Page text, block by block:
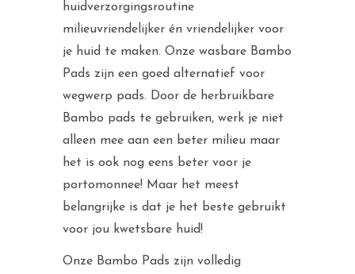
huidverzorgingsroutine
milieuvriendelijker én vriendelijker voor
je huid te maken. Onze wasbare Bambo
Pads zijn een goed alternatief voor
wegwerp pads. Door de herbruikbare
Bambo pads te gebruiken, werk je niet
alleen mee aan een beter milieu maar
het is ook nog eens beter voor je
portomonnee! Maar het meest
belangrijke is dat je het beste gebruikt
voor jou kwetsbare huid!
Onze Bambo Pads zijn volledig